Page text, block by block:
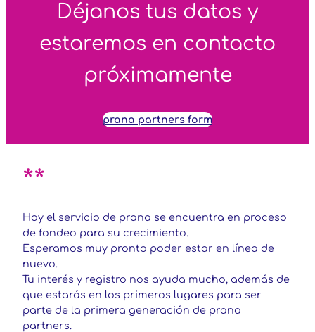
Déjanos tus datos y
estaremos en contacto
próximamente
prana partners form
**
Hoy el servicio de prana se encuentra en proceso
de fondeo para su crecimiento.
Esperamos muy pronto poder estar en línea de
nuevo.
Tu interés y registro nos ayuda mucho, además de
que estarás en los primeros lugares para ser
parte de la primera generación de prana
partners.